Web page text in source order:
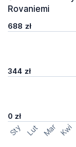
Rovaniemi
688 zł
344 zł
0 zł
Sty Lut Mar Kwi